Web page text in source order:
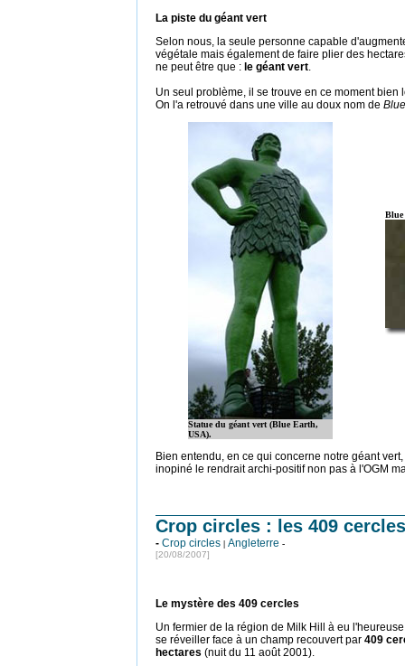
La piste du géant vert
Selon nous, la seule personne capable
végétale mais également de faire plier des
ne peut être que : le géant vert.
Un seul problème, il se trouve en ce moment bien
On l'a retrouvé dans une ville au doux nom de
Statue du géant vert (Blue Earth,
USA).
Blue
Bien entendu, en ce qui concerne notre géant
inopiné le rendrait archi-positif non pas à l'OGM
Crop circles : les 409 cercles
- Crop circles | Angleterre -
[20/08/2007]
Le mystère des 409 cercles
Un fermier de la région de Milk Hill à eu
se réveiller face à un champ recouvert par 409
hectares (nuit du 11 août 2001).